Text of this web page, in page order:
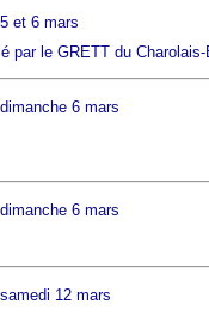
5 et 6 mars
par le GRETT du
dimanche 6 mars
dimanche 6 mars
samedi 12 mars